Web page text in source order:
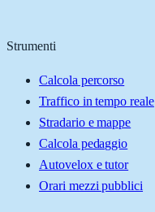
Strumenti
Calcola percorso
Traffico in tempo reale
Stradario e mappe
Calcola pedaggio
Autovelox e tutor
Orari mezzi pubblici